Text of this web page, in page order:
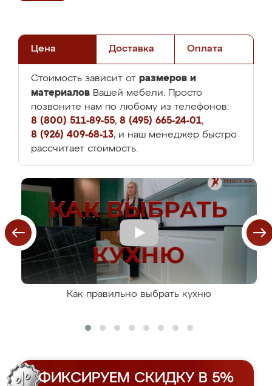
Цена Доставка Оплата
Стоимость зависит от размеров и
материалов Вашей мебели. Просто
позвоните нам по любому из телефонов:
8 (800) 511-89-55, 8 (495) 665-24-01,
8 (926) 409-68-13, и наш менеджер быстро
рассчитает стоимость.
Как правильно выбрать кухню
ФИКСИРУЕМ СКИДКУ В 5%